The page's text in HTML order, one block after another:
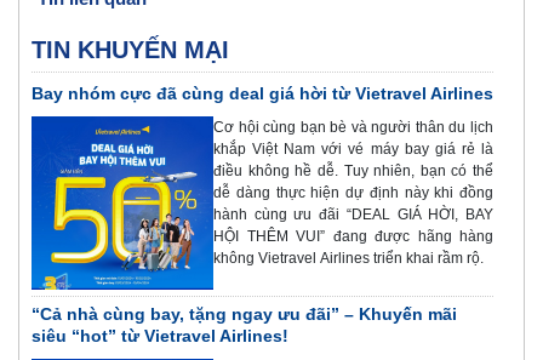
TIN KHUYẾN MẠI
Bay nhóm cực đã cùng deal giá hời từ Vietravel Airlines
Cơ hội cùng bạn bè và người thân du lịch
khắp Việt Nam với vé máy bay giá rẻ là
điều không hề dễ. Tuy nhiên, bạn có thể
dễ dàng thực hiện dự định này khi đồng
hành cùng ưu đãi “DEAL GIÁ HỜI, BAY
HỘI THÊM VUI” đang được hãng hàng
không Vietravel Airlines triển khai rầm rộ.
“Cả nhà cùng bay, tặng ngay ưu đãi” – Khuyến mãi
siêu “hot” từ Vietravel Airlines!